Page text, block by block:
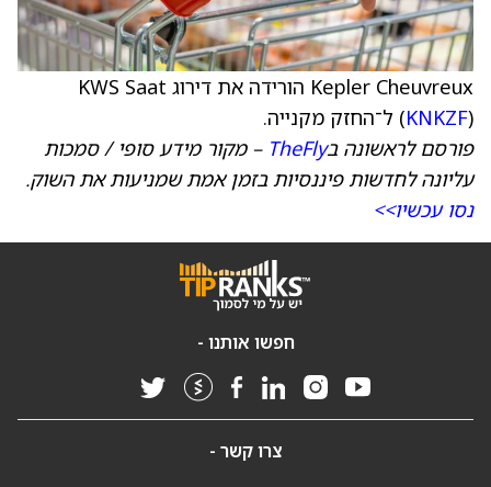
Kepler Cheuvreux הורידה את דירוג KWS Saat
(KNKZF) ל־החזק מקנייה.
פורסם לראשונה בTheFly – מקור מידע סופי / סמכות
עליונה לחדשות פיננסיות בזמן אמת שמניעות את השוק.
נסו עכשיו>>
חפשו אותנו -
צרו קשר -